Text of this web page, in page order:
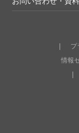
プ
情報